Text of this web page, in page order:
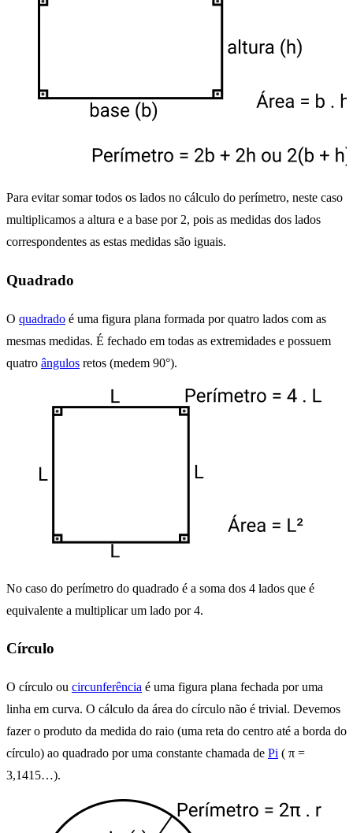
Para evitar somar todos os lados no cálculo do perímetro, neste caso
multiplicamos a altura e a base por 2, pois as medidas dos lados
correspondentes as estas medidas são iguais.
Quadrado
O quadrado é uma figura plana formada por quatro lados com as
mesmas medidas. É fechado em todas as extremidades e possuem
quatro ângulos retos (medem 90°).
No caso do perímetro do quadrado é a soma dos 4 lados que é
equivalente a multiplicar um lado por 4.
Círculo
O círculo ou circunferência é uma figura plana fechada por uma
linha em curva. O cálculo da área do círculo não é trivial. Devemos
fazer o produto da medida do raio (uma reta do centro até a borda do
círculo) ao quadrado por uma constante chamada de Pi ( π =
3,1415…).